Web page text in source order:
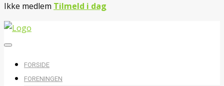
Ikke medlem Tilmeld i dag
FORSIDE
FORENINGEN